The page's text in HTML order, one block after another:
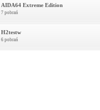
AIDA64 Extreme Edition
7 pobrań
H2testw
6 pobrań